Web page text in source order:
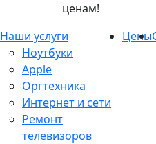
ценам!
Наши услуги
Ноутбуки
Apple
Оргтехника
Интернет и сети
Ремонт
телевизоров
Цены